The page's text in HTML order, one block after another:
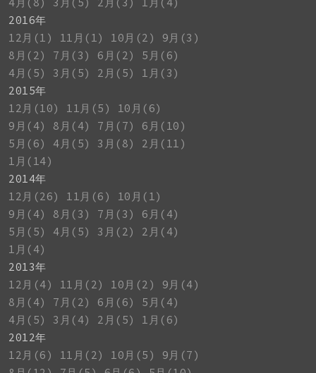
2016年
12月(1)
11月(1) 10月(2)
9月(3)
8月(2)
7月(3) 6月(2)
5月(6)
4月(5)
3月(5) 2月(5)
1月(3)
2015年
12月(10)
11月(5)
10月(6)
9月(4)
8月(4) 7月(7)
6月(10)
5月(6)
4月(5) 3月(8)
2月(11)
1月(14)
2014年
12月(26)
11月(6)
10月(1)
9月(4)
8月(3) 7月(3)
6月(4)
5月(5)
4月(5) 3月(2)
2月(4)
1月(4)
2013年
12月(4)
11月(2) 10月(2)
9月(4)
8月(4)
7月(2) 6月(6)
5月(4)
4月(5)
3月(4) 2月(5)
1月(6)
2012年
12月(6)
11月(2) 10月(5)
9月(7)